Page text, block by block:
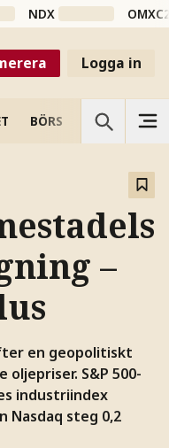
NDX
Logga in
BÖRS VETENSKAP
–
en geopolitiskt
S&P 500-
industriindex
Nasdaq steg 0,2